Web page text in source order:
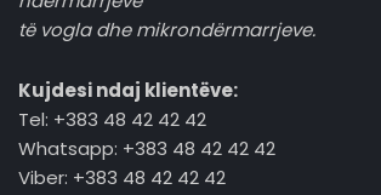
të vogla dhe mikrondërmarrjeve.
Kujdesi ndaj klientëve:
Tel: +383 48 42 42 42
Whatsapp: +383 48 42 42 42
Viber: +383 48 42 42 42